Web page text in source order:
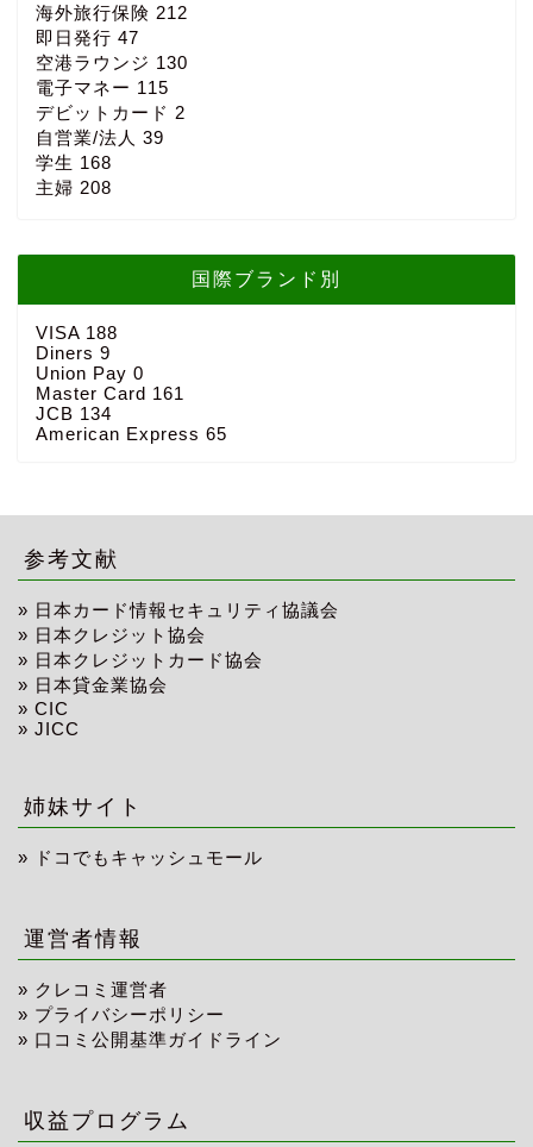
海外旅行保険 212
即日発行 47
空港ラウンジ 130
電子マネー 115
デビットカード 2
自営業/法人 39
学生 168
主婦 208
国際ブランド別
VISA 188
Diners 9
Union Pay 0
Master Card 161
JCB 134
American Express 65
参考文献
» 日本カード情報セキュリティ協議会
» 日本クレジット協会
» 日本クレジットカード協会
» 日本貸金業協会
» CIC
» JICC
姉妹サイト
» ドコでもキャッシュモール
運営者情報
» クレコミ運営者
» プライバシーポリシー
» 口コミ公開基準ガイドライン
収益プログラム